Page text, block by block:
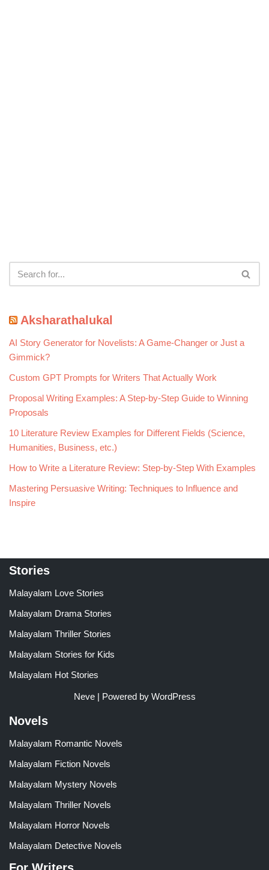
Aksharathalukal
AI Story Generator for Novelists: A Game-Changer or Just a
Gimmick?
Custom GPT Prompts for Writers That Actually Work
Proposal Writing Examples: A Step-by-Step Guide to Winning
Proposals
10 Literature Review Examples for Different Fields (Science,
Humanities, Business, etc.)
How to Write a Literature Review: Step-by-Step With Examples
Mastering Persuasive Writing: Techniques to Influence and
Inspire
Stories
Malayalam Love Stories
Malayalam Drama Stories
Malayalam Thriller Stories
Malayalam Stories for Kids
Malayalam Hot Stories
Neve| Powered by WordPress
Novels
Malayalam Romantic Novels
Malayalam Fiction Novels
Malayalam Mystery Novels
Malayalam Thriller Novels
Malayalam Horror Novels
Malayalam Detective Novels